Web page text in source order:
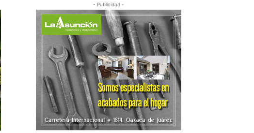
- Publicidad -